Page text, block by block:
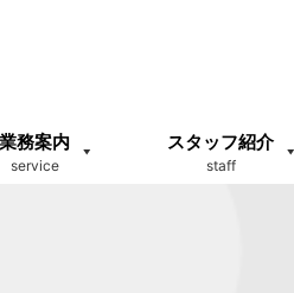
業務案内
service
スタッフ紹介
staff